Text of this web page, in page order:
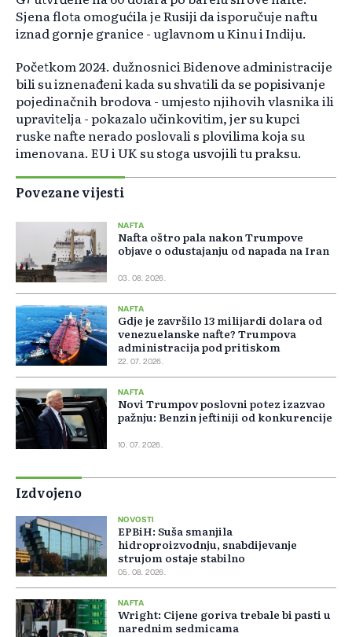
Sjena flota omogućila je Rusiji da isporučuje naftu
iznad gornje granice - uglavnom u Kinu i Indiju.
Početkom 2024. dužnosnici Bidenove administracije
bili su iznenađeni kada su shvatili da se popisivanje
pojedinačnih brodova - umjesto njihovih vlasnika ili
upravitelja - pokazalo učinkovitim, jer su kupci
ruske nafte nerado poslovali s plovilima koja su
imenovana. EU i UK su stoga usvojili tu praksu.
Povezane vijesti
NAFTA
Nafta oštro pala nakon Trumpove
objave o odustajanju od napada na Iran
03. 08. 2026.
NAFTA
Gdje je završilo 13 milijardi dolara od
venezuelanske nafte? Trumpova
administracija pod pritiskom
22. 07. 2026.
NAFTA
Novi Trumpov poslovni potez izazvao
pažnju: Benzin jeftiniji od konkurencije
10. 07. 2026.
Izdvojeno
NOVOSTI
EPBiH: Suša smanjila
hidroproizvodnju, snabdijevanje
strujom ostaje stabilno
05. 08. 2026.
NAFTA
Wright: Cijene goriva trebale bi pasti u
narednim sedmicama